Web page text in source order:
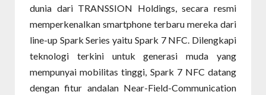
dunia dari TRANSSION Holdings, secara resmi
memperkenalkan smartphone terbaru mereka dari
line-up Spark Series yaitu Spark 7 NFC. Dilengkapi
teknologi terkini untuk generasi muda yang
mempunyai mobilitas tinggi, Spark 7 NFC datang
dengan fitur andalan Near-Field-Communication